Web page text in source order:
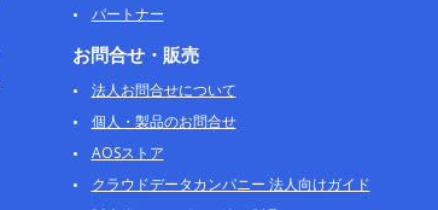
パートナー
お問合せ・販売
法人お問合せについて
個人・製品のお問合せ
AOSストア
クラウドデータカンパニー 法人向けガイド